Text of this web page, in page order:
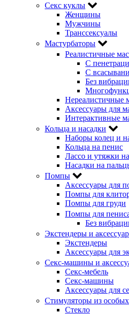
Секс куклы
Женщины
Мужчины
Транссексуалы
Мастурбаторы
Реалистичные
С
С
Без
Нереалистичные
Аксессуары для
Интерактивные
Кольца и насадки
Наборы колец и
Кольца на пенис
Лассо и утяжки
Насадки на
Помпы
Аксессуары для
Помпы для
Помпы для груди
Помпы для
Без
Экстендеры и
Экстендеры
Аксессуары для
Секс-машины и
Секс-мебель
Секс-машины
Аксессуары для
Стимуляторы из
Стекло